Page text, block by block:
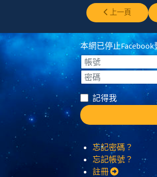
上一篇文章:
上一頁
本網已停止Facebook
帳號
密碼
記得我
忘記密碼？
忘記帳號？
註冊